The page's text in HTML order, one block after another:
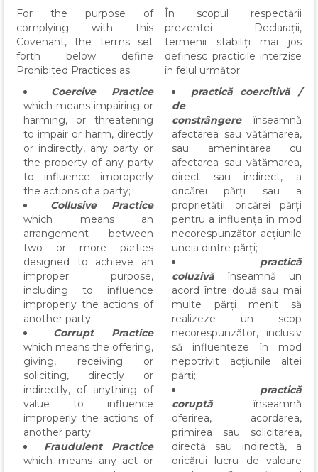
For the purpose of
complying with this
Covenant, the terms set
forth below define
Prohibited Practices as:
Coercive Practice
which means impairing or
harming, or threatening
to impair or harm, directly
or indirectly, any party or
the property of any party
to influence improperly
the actions of a party;
Collusive Practice
which means an
arrangement between
two or more parties
designed to achieve an
improper purpose,
including to influence
improperly the actions of
another party;
Corrupt Practice
which means the offering,
giving, receiving or
soliciting, directly or
indirectly, of anything of
value to influence
improperly the actions of
another party;
Fraudulent Practice
which means any act or
În scopul respectării
prezentei Declarații,
termenii stabiliți mai jos
definesc practicile interzise
în felul următor:
practică coercitivă /
de
constrângereînseamnă
afectarea sau vătămarea,
sau amenințarea cu
afectarea sau vătămarea,
direct sau indirect, a
oricărei părți sau a
proprietății oricărei părți
pentru a influența în mod
necorespunzător acțiunile
uneia dintre părți;
practică
coluzivăînseamnă un
acord între două sau mai
multe părți menit să
realizeze un scop
necorespunzător, inclusiv
să influențeze în mod
nepotrivit acțiunile altei
părți;
practică
coruptăînseamnă
oferirea, acordarea,
primirea sau solicitarea,
directă sau indirectă, a
oricărui lucru de valoare